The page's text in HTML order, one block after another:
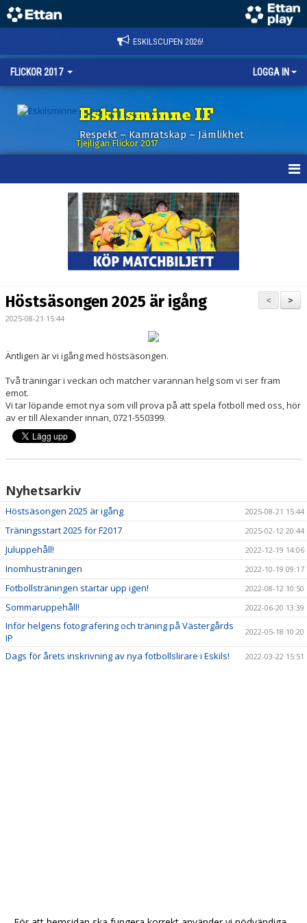
ESKILSCUPEN 2026!
FLICKOR 2017 LOGGA IN
Eskilsminne IF
Respekt – Kamratskap – Jämlikhet
Tjejligan Flickor 2017
TRUPPEN
DOKUMENT
KONTAKT
>
<
Höstsäsongen 2025 är igång
2025-08-21 15:44
Äntligen är vi igång med höstsäsongen.
Två träningar i veckan och matcher varannan helg som vi ser fram
emot.
Vi tar löpande emot nya som vill prova på att spela fotboll med oss, hör
av er till Alexander innan, 0721-550399.
Nyhetsarkiv
Höstsäsongen 2025 är igång 2025-08-21 15:44
Träningsstart 2025 för F2017 2025-02-12 20:44
Juluppehåll! 2022-12-19 14:06
Inomhusträningen 2022-10-19 09:17
Fotbollsträningen startar upp igen! 2022-08-12 10:50
Sommaruppehåll! 2022-06-20 13:39
Inför helgens fotografering och träning på Västergårds
IP
2022-05-18 10:20
Dags för årets inskrivning av nya fotbollslirare i Eskils! 2022-03-22 15:51